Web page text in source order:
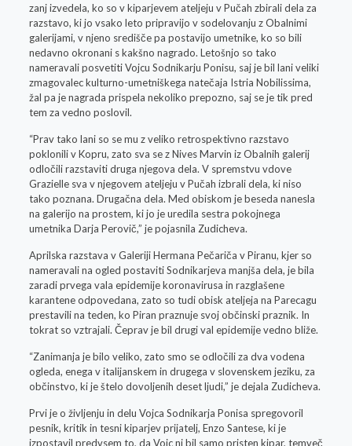
zanj izvedela, ko so v kiparjevem ateljeju v Pučah zbirali dela za
razstavo, ki jo vsako leto pripravijo v sodelovanju z Obalnimi
galerijami, v njeno središče pa postavijo umetnike, ko so bili
nedavno okronani s kakšno nagrado. Letošnjo so tako
nameravali posvetiti Vojcu Sodnikarju Ponisu, saj je bil lani veliki
zmagovalec kulturno-umetniškega natečaja Istria Nobilissima,
žal pa je nagrada prispela nekoliko prepozno, saj se je tik pred
tem za vedno poslovil.
“Prav tako lani so se mu z veliko retrospektivno razstavo
poklonili v Kopru, zato sva se z Nives Marvin iz Obalnih galerij
odločili razstaviti druga njegova dela. V spremstvu vdove
Grazielle sva v njegovem ateljeju v Pučah izbrali dela, ki niso
tako poznana. Drugačna dela. Med obiskom je beseda nanesla
na galerijo na prostem, ki jo je uredila sestra pokojnega
umetnika Darja Perovič,” je pojasnila Zudicheva.
Aprilska razstava v Galeriji Hermana Pečariča v Piranu, kjer so
nameravali na ogled postaviti Sodnikarjeva manjša dela, je bila
zaradi prvega vala epidemije koronavirusa in razglašene
karantene odpovedana, zato so tudi obisk ateljeja na Parecagu
prestavili na teden, ko Piran praznuje svoj občinski praznik. In
tokrat so vztrajali. Čeprav je bil drugi val epidemije vedno bliže.
“Zanimanja je bilo veliko, zato smo se odločili za dva vodena
ogleda, enega v italijanskem in drugega v slovenskem jeziku, za
občinstvo, ki je štelo dovoljenih deset ljudi,” je dejala Zudicheva.
Prvi je o življenju in delu Vojca Sodnikarja Ponisa spregovoril
pesnik, kritik in tesni kiparjev prijatelj, Enzo Santese, ki je
izpostavil predvsem to, da Vojc ni bil samo pristen kipar, temveč